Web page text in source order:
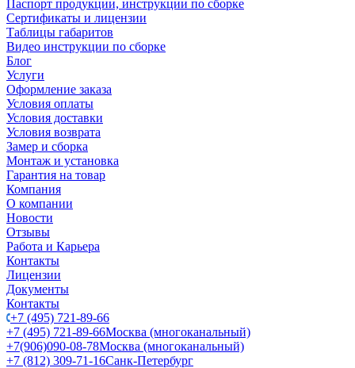
Паспорт продукции, инструкции по сборке
Сертификаты и лицензии
Таблицы габаритов
Видео инструкции по сборке
Блог
Услуги
Оформление заказа
Условия оплаты
Условия доставки
Условия возврата
Замер и сборка
Монтаж и установка
Гарантия на товар
Компания
О компании
Новости
Отзывы
Работа и Карьера
Контакты
Лицензии
Документы
Контакты
+7 (495) 721-89-66
+7 (495) 721-89-66Москва (многоканальный)
+7(906)090-08-78Москва (многоканальный)
+7 (812) 309-71-16Санк-Петербург